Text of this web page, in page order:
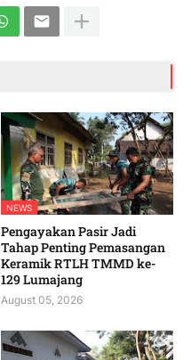
NEWS
Pengayakan Pasir Jadi
Tahap Penting Pemasangan
Keramik RTLH TMMD ke-
129 Lumajang
August 05, 2026